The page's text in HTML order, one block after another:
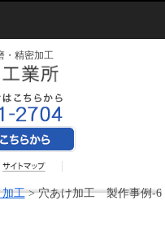
・精密加工
工>穴あけ加工 製作事例-6